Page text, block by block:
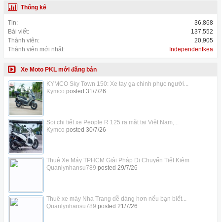
Thống kê
Tin:
36,868
Bài viết:
137,552
Thành viên:
20,905
Thành viên mới nhất:
Independentkea
Xe Moto PKL mới đăng bán
KYMCO Sky Town 150: Xe tay ga chinh phục người...
Kymco posted 31/7/26
Soi chi tiết xe People R 125 ra mắt tại Việt Nam,...
Kymco posted 30/7/26
Thuê Xe Máy TPHCM Giải Pháp Di Chuyển Tiết Kiệm
Quanlynhansu789 posted 29/7/26
Thuê xe máy Nha Trang dễ dàng hơn nếu bạn biết...
Quanlynhansu789 posted 21/7/26